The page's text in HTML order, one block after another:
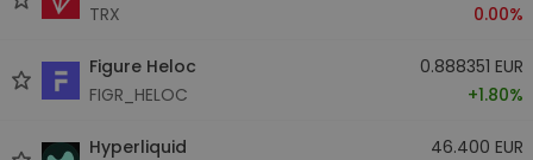
TRX
0.00%
Figure Heloc
FIGR_HELOC
0.888351 EUR
+1.80%
Hyperliquid
46.400 EUR